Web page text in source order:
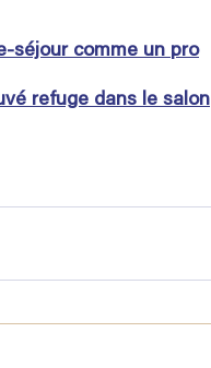
séjour comme un pro
refuge dans le salon